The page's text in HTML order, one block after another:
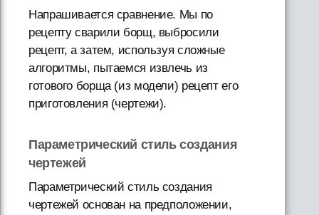
Напрашивается сравнение. Мы по
рецепту сварили борщ, выбросили
рецепт, а затем, используя сложные
алгоритмы, пытаемся извлечь из
готового борща (из модели) рецепт его
приготовления (чертежи).
Параметрический стиль создания
чертежей
Параметрический стиль создания
чертежей основан на предположении,